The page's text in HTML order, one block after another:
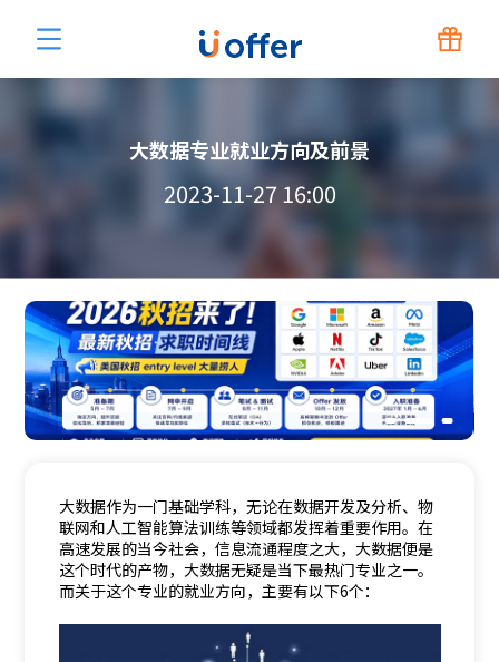
大数据专业就业方向及前景
2023-11-27 16:00
大数据作为一门基础学科，无论在数据开发及分析、物
联网和人工智能算法训练等领域都发挥着重要作用。在
高速发展的当今社会，信息流通程度之大，大数据便是
这个时代的产物，大数据无疑是当下最热门专业之一。
而关于这个专业的就业方向，主要有以下6个：